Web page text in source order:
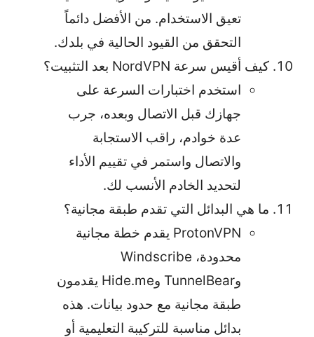
تعيق الاستخدام. من الأفضل دائماً
التحقق من القيود الحالية في بلدك.
كيف أقيس سرعة NordVPN بعد التثبيت؟
استخدم اختبارات السرعة على
جهازك قبل الاتصال وبعده، جرب
عدة خوادم، راقب الاستجابة
والاتصال واستمر في تقييم الأداء
لتحديد الخادم الأنسب لك.
ما هي البدائل التي تقدم طبقة مجانية؟
ProtonVPN يقدم خطة مجانية
محدودة، Windscribe
وTunnelBear وHide.me يقدمون
طبقة مجانية مع حدود بيانات. هذه
بدائل مناسبة للتركيبة التعليمية أو